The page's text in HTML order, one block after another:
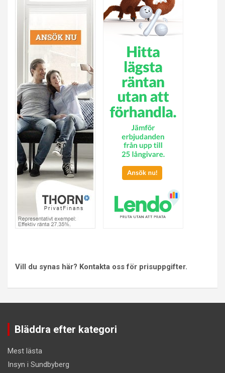
Vill du synas här? Kontakta oss för prisuppgifter.
Bläddra efter kategori
Mest lästa
Insyn i Sundbyberg